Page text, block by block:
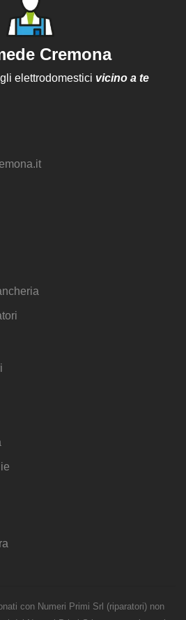
Cremona
elettrodomestici vicino a te
con Numeri Primi Srl (riparatori) non